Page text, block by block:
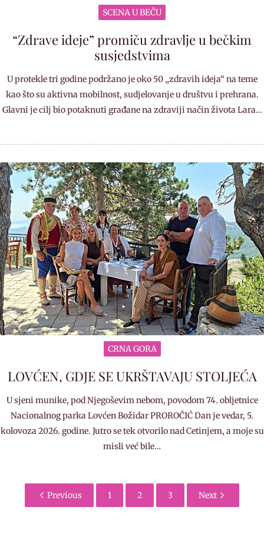
SCENA U BEČU
“Zdrave ideje” promiču zdravlje u bečkim
susjedstvima
U protekle tri godine podržano je oko 50 „zdravih ideja“ na teme
kao što su aktivna mobilnost, sudjelovanje u društvu i prehrana.
Glavni je cilj bio potaknuti građane na zdraviji način života Lara…
CRNA GORA
LOVĆEN, GDJE SE UKRŠTAVAJU STOLJEĆA
U sjeni munike, pod Njegoševim nebom, povodom 74. obljetnice
Nacionalnog parka Lovćen Božidar PROROČIĆ Dan je vedar, 5.
kolovoza 2026. godine. Jutro se tek otvorilo nad Cetinjem, a moje su
misli već bile…
Previous 1 2 3 Next